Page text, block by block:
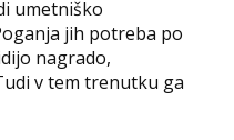
umetniško
jih potreba po
nagrado,
v tem trenutku ga